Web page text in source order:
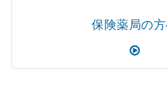
保険薬局の